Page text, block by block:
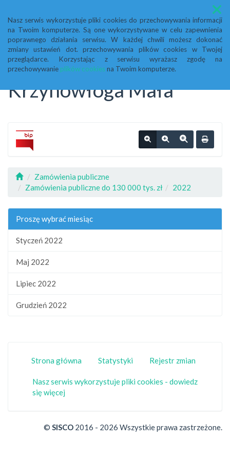
Nasz serwis wykorzystuje pliki cookies do przechowywania informacji
na Twoim komputerze. Są one wykorzystywane w celu zapewnienia
poprawnego działania serwisu. W każdej chwili możesz dokonać
zmiany ustawień dot. przechowywania plików cookies w Twojej
przeglądarce. Korzystając z serwisu wyrażasz zgodę na
przechowywanie plików cookiesna Twoim komputerze.
Menu
Biuletyn Informacji
Publicznej Urząd Gminy
Krzynowłoga Mała
Zamówienia publiczne
Zamówienia publiczne do 130 000 tys. zł
2022
Proszę wybrać miesiąc
Styczeń 2022
Maj 2022
Lipiec 2022
Grudzień 2022
Strona główna Statystyki Rejestr zmian
Nasz serwis wykorzystuje pliki cookies - dowiedz
się więcej
© SISCO 2016 - 2026 Wszystkie prawa zastrzeżone.